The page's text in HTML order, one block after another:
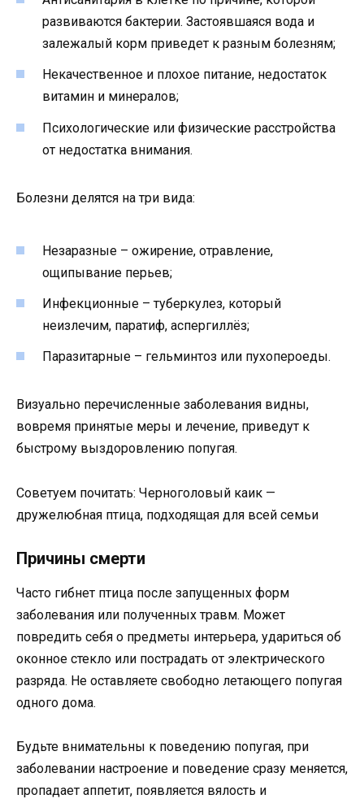
развиваются бактерии. Застоявшаяся вода и
залежалый корм приведет к разным болезням;
Некачественное и плохое питание, недостаток
витамин и минералов;
Психологические или физические расстройства
от недостатка внимания.
Болезни делятся на три вида:
Незаразные – ожирение, отравление,
ощипывание перьев;
Инфекционные – туберкулез, который
неизлечим, паратиф, аспергиллёз;
Паразитарные – гельминтоз или пухопероеды.
Визуально перечисленные заболевания видны,
вовремя принятые меры и лечение, приведут к
быстрому выздоровлению попугая.
Советуем почитать: Черноголовый каик —
дружелюбная птица, подходящая для всей семьи
Причины смерти
Часто гибнет птица после запущенных форм
заболевания или полученных травм. Может
повредить себя о предметы интерьера, удариться об
оконное стекло или пострадать от электрического
разряда. Не оставляете свободно летающего попугая
одного дома.
Будьте внимательны к поведению попугая, при
заболевании настроение и поведение сразу меняется,
пропадает аппетит, появляется вялость и